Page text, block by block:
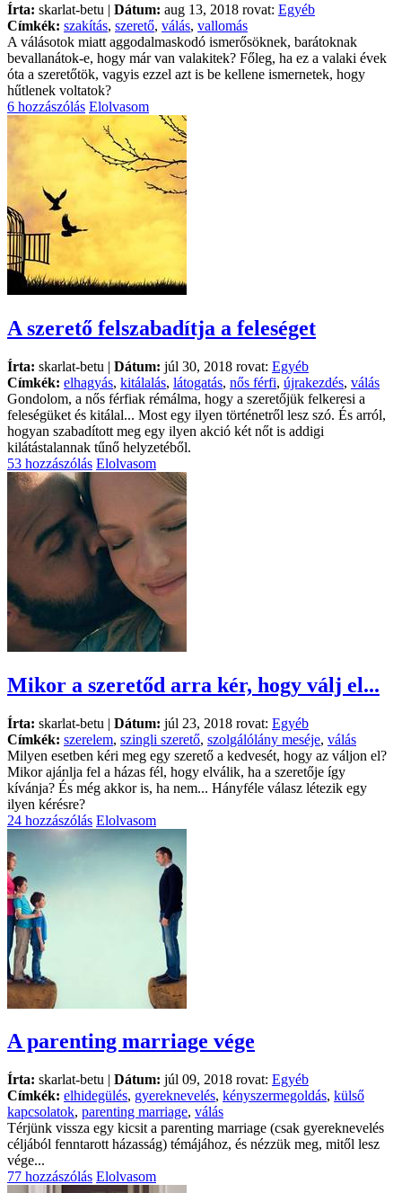
Írta: skarlat-betu | Dátum: aug 13, 2018 rovat: Egyéb
Címkék: szakítás, szerető, válás, vallomás
A válásotok miatt aggodalmaskodó ismerősöknek, barátoknak
bevallanátok-e, hogy már van valakitek? Főleg, ha ez a valaki évek
óta a szeretőtök, vagyis ezzel azt is be kellene ismernetek, hogy
hűtlenek voltatok?
6 hozzászólás Elolvasom
A szerető felszabadítja a feleséget
Írta: skarlat-betu | Dátum: júl 30, 2018 rovat: Egyéb
Címkék: elhagyás, kitálalás, látogatás, nős férfi, újrakezdés, válás
Gondolom, a nős férfiak rémálma, hogy a szeretőjük felkeresi a
feleségüket és kitálal... Most egy ilyen történetről lesz szó. És arról,
hogyan szabadított meg egy ilyen akció két nőt is addigi
kilátástalannak tűnő helyzetéből.
53 hozzászólás Elolvasom
Mikor a szeretőd arra kér, hogy válj el...
Írta: skarlat-betu | Dátum: júl 23, 2018 rovat: Egyéb
Címkék: szerelem, szingli szerető, szolgálólány meséje, válás
Milyen esetben kéri meg egy szerető a kedvesét, hogy az váljon el?
Mikor ajánlja fel a házas fél, hogy elválik, ha a szeretője így
kívánja? És még akkor is, ha nem... Hányféle válasz létezik egy
ilyen kérésre?
24 hozzászólás Elolvasom
A parenting marriage vége
Írta: skarlat-betu | Dátum: júl 09, 2018 rovat: Egyéb
Címkék: elhidegülés, gyereknevelés, kényszermegoldás, külső
kapcsolatok, parenting marriage, válás
Térjünk vissza egy kicsit a parenting marriage (csak gyereknevelés
céljából fenntarott házasság) témájához, és nézzük meg, mitől lesz
vége...
77 hozzászólás Elolvasom